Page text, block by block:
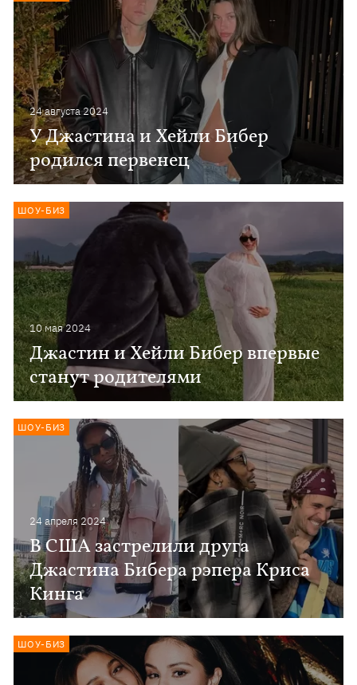
24 августа 2024
У Джастина и Хейли Бибер
родился первенец
10 мая 2024
Джастин и Хейли Бибер впервые
станут родителями
ШОУ-БИЗ
24 апреля 2024
В США застрелили друга
Джастина Бибера рэпера Криса
Кинга
ШОУ-БИЗ
ШОУ-БИЗ